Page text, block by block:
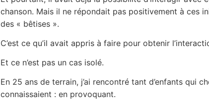
chanson. Mais il ne répondait pas positivement à ces
des « bêtises ».
C’est ce qu’il avait appris à faire pour obtenir
Et ce n’est pas un cas isolé.
En 25 ans de terrain, j’ai rencontré tant d’enfants qui
connaissaient : en provoquant.